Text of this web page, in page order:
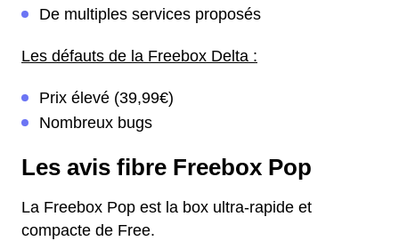
De multiples services proposés
Les défauts de la Freebox Delta :
Prix élevé (39,99€)
Nombreux bugs
Les avis fibre Freebox Pop
La Freebox Pop est la box ultra-rapide et
compacte de Free.